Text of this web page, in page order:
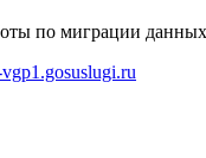
по миграции